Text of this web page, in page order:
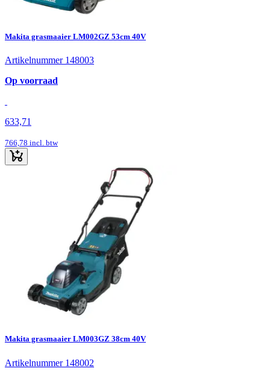
Makita grasmaaier LM002GZ 53cm 40V
Artikelnummer 148003
Op voorraad
633,71
766,78 incl. btw
Makita grasmaaier LM003GZ 38cm 40V
Artikelnummer 148002